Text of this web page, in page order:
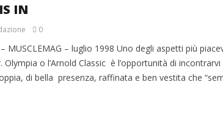
IN
0
MUSCLEMAG – luglio 1998 Uno degli aspetti più
o l’Arnold Classic è l’opportunità di
di bella presenza, raffinata e ben vestita che